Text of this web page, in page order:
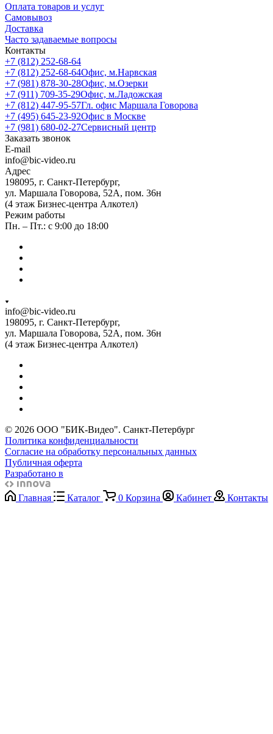
Оплата товаров и услуг
Самовывоз
Доставка
Часто задаваемые вопросы
Контакты
+7 (812) 252-68-64
+7 (812) 252-68-64Офис, м.Нарвская
+7 (981) 878-30-28Офис, м.Озерки
+7 (911) 709-35-29Офис, м.Ладожская
+7 (812) 447-95-57Гл. офис Маршала Говорова
+7 (495) 645-23-92Офис в Москве
+7 (981) 680-02-27Сервисный центр
Заказать звонок
E-mail
info@bic-video.ru
Адрес
198095, г. Санкт-Петербург,
ул. Маршала Говорова, 52А, пом. 36н
(4 этаж Бизнес-центра Алкотел)
Режим работы
Пн. – Пт.: с 9:00 до 18:00
info@bic-video.ru
198095, г. Санкт-Петербург,
ул. Маршала Говорова, 52А, пом. 36н
(4 этаж Бизнес-центра Алкотел)
© 2026 ООО "БИК-Видео". Санкт-Петербург
Политика конфиденциальности
Согласие на обработку персональных данных
Публичная оферта
Разработано в
Главная Каталог 0 Корзина Кабинет Контакты